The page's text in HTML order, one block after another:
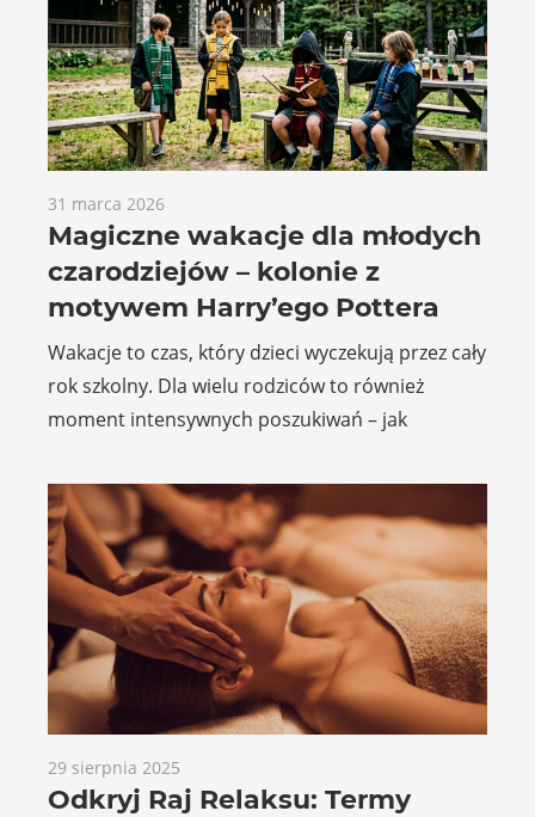
31 marca 2026
Magiczne wakacje dla młodych
czarodziejów – kolonie z
motywem Harry’ego Pottera
Wakacje to czas, który dzieci wyczekują przez cały
rok szkolny. Dla wielu rodziców to również
moment intensywnych poszukiwań – jak
29 sierpnia 2025
Odkryj Raj Relaksu: Termy